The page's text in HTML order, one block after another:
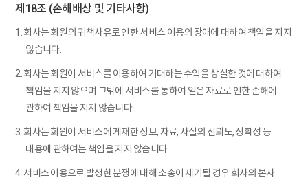
제18조 (손해배상 및 기타사항)
1. 회사는 회원의 귀책사유로 인한 서비스 이용의 장애에 대하여 책임을 지지
않습니다.
2. 회사는 회원이 서비스를 이용하여 기대하는 수익을 상실한 것에 대하여
책임을 지지 않으며 그밖에 서비스를 통하여 얻은 자료로 인한 손해에
관하여 책임을 지지 않습니다.
3. 회사는 회원이 서비스에 게재한 정보, 자료, 사실의 신뢰도, 정확성 등
내용에 관하여는 책임을 지지 않습니다.
4. 서비스 이용으로 발생한 분쟁에 대해 소송이 제기될 경우 회사의 본사